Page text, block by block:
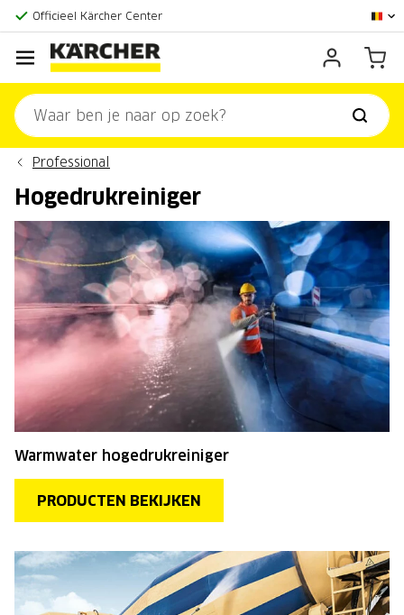
Officieel Kärcher Center
Klantenscore:9,3/10
Professional
Hogedrukreiniger
Warmwater hogedrukreiniger
PRODUCTEN BEKIJKEN